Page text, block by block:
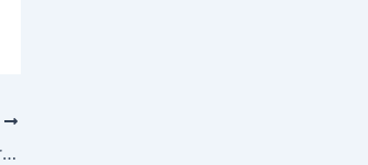
Qual a finalidade de se constituir uma Sociedade de Propósito Específico (SPE)?